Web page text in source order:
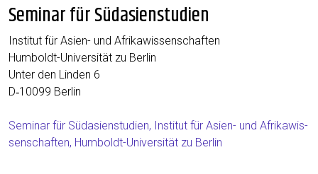
Seminar für Südasienstudien
Insti­tut für Asi­en- und Afrikawissenschaften
Hum­boldt-Uni­ver­si­tät zu Berlin
Unter den Lin­den 6
D‑10099 Ber­lin
Semi­nar für Süd­asi­en­stu­di­en, Insti­tut für Asi­en- und Afri­ka­wis­
sen­schaf­ten, Hum­boldt-Uni­ver­si­tät zu Berlin